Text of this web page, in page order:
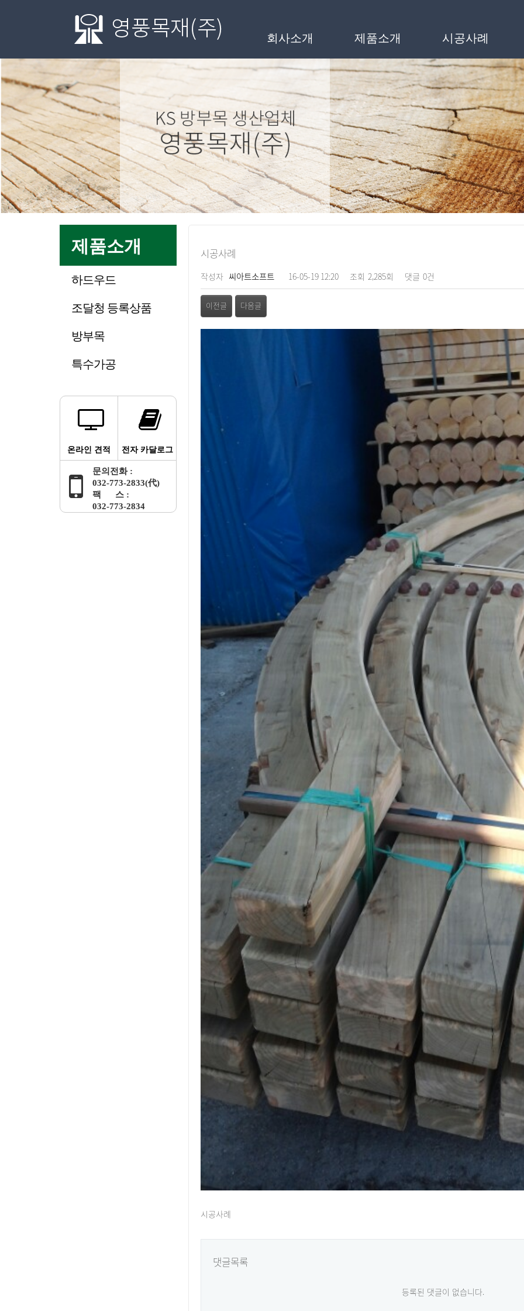
회사소개 제품소개 시공사례
제품소개
하드우드
조달청 등록상품
방부목
특수가공
온라인 견적 전자 카달로그
문의전화 :
032-773-2833(代)
팩 스 :
032-773-2834
시공사례
페이지 정보
작성자 씨아트소프트 16-05-19 12:20 조회 2,285회 댓글 0건
관련링크
이전글 다음글
시공사례
댓글목록
등록된 댓글이 없습니다.